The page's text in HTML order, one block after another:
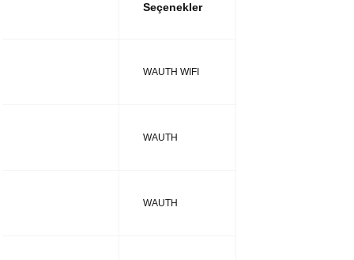
Seçenekler
WAUTH WIFI
WAUTH
WAUTH